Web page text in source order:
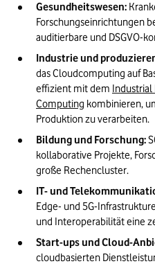
Gesundheitswesen:
Forschungseinrichtungen
auditierbare und DSGVO-
Industrie und
das Cloudcomputing auf
effizient mit dem Industrial
Computing kombinieren,
Produktion zu verarbeiten.
Bildung und Forschung:
kollaborative Projekte,
große Rechencluster.
IT- und
Edge- und 5G-
und Interoperabilität eine
Start-ups und Cloud-
cloudbasierten